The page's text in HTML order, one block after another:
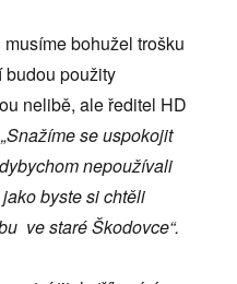
bohužel trošku
budou použity
nelibě, ale ředitel HD
„Snažíme se uspokojit
nepoužívali
byste si chtěli
ve staré Škodovce“.